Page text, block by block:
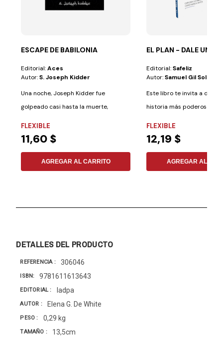
ESCAPE DE BABILONIA
Editorial:Aces
Autor:S. Joseph Kidder
Una noche, Joseph Kidder fue
golpeado casi hasta la muerte,
FLEXIBLE
11,60 $
AGREGAR AL CARRITO
EL PLAN - DALE UNA
Editorial:Safeliz
Autor:Samuel Gil
Este libro te invita a
historia más poderosa del
FLEXIBLE
12,19 $
AGREGAR AL
DETALLES DEL PRODUCTO
REFERENCIA 306046
ISBN 9781611613643
EDITORIAL Iadpa
AUTOR Elena G. De White
PESO 0,29 kg
TAMAÑO 13,5cm